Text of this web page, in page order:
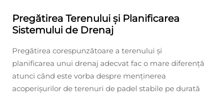
Pregătirea Terenului și Planificarea
Sistemului de Drenaj
Pregătirea corespunzătoare a terenului și
planificarea unui drenaj adecvat fac o mare diferență
atunci când este vorba despre menținerea
acoperișurilor de terenuri de padel stabile pe durată